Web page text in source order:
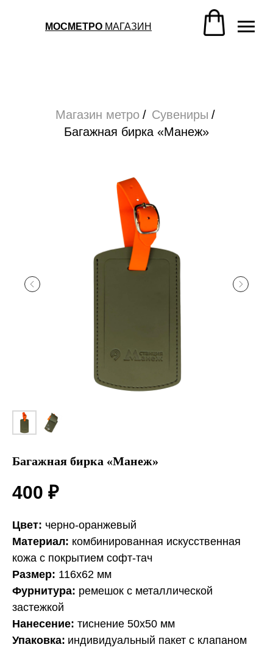
МОСМЕТРО МАГАЗИН
Багажная бирка «Манеж»
Магазин метро / Сувениры /
Багажная бирка «Манеж»
Багажная бирка «Манеж»
400 ₽
Цвет: черно-оранжевый
Материал: комбинированная искусственная
кожа с покрытием софт-тач
Размер: 116x62 мм
Фурнитура: ремешок с металлической
застежкой
Нанесение: тиснение 50x50 мм
Упаковка: индивидуальный пакет с клапаном